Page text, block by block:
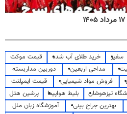
سفیر خرید طلای آب شده
قیمت موکت
مداحی اربعین
دوربین مداربسته
فروش مواد شیمیایی
قیمت ایمپلنت
تیزهوشان بلیط هواپیما
پرشین هتل
بهترین جراح بینی
آموزشگاه زبان ملل